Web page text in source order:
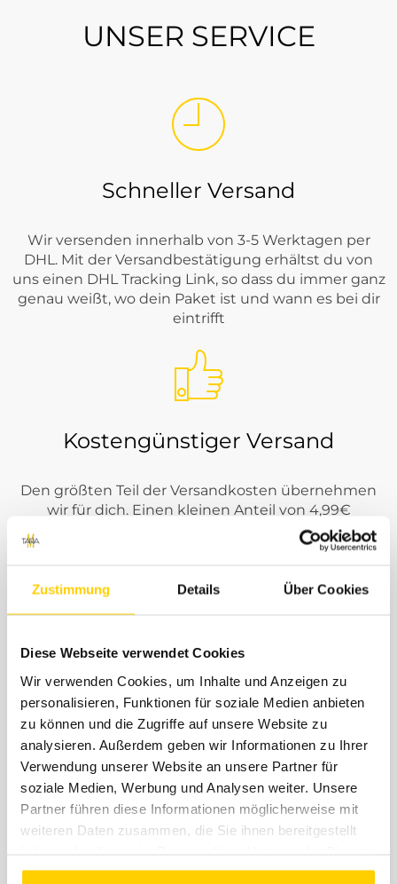
Zustimmung Details Über Cookies
Diese Webseite verwendet Cookies
Wir verwenden Cookies, um Inhalte und Anzeigen zu
personalisieren, Funktionen für soziale Medien anbieten
zu können und die Zugriffe auf unsere Website zu
analysieren. Außerdem geben wir Informationen zu Ihrer
Verwendung unserer Website an unsere Partner für
soziale Medien, Werbung und Analysen weiter. Unsere
Partner führen diese Informationen möglicherweise mit
weiteren Daten zusammen, die Sie ihnen bereitgestellt
gesammelt haben.
UNSER SERVICE
Schneller Versand
Wir versenden innerhalb von 3-5 Werktagen per
DHL. Mit der Versandbestätigung erhältst du von
uns einen DHL Tracking Link, so dass du immer ganz
genau weißt, wo dein Paket ist und wann es bei dir
eintrifft
Kostengünstiger Versand
Den größten Teil der Versandkosten übernehmen
wir für dich. Einen kleinen Anteil von 4,99€
berechnen wir dir einmalig pro Bestellung für
angefallene Porto- und Verpackungskosten. Der
kostenlos. Jeder Bestellung legen wir ein
Support
Solltest du Fragen, Anregungen oder Beschwerden
haben, dann schreibe uns einfach eine Mail an
shop@tara-m.de. Unser Support-Team steht dir